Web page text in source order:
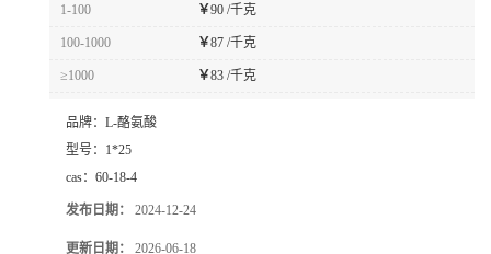
1-100 ￥90 /千克
100-1000 ￥87 /千克
≥1000 ￥83 /千克
品牌： L-酪氨酸
型号： 1*25
cas： 60-18-4
发布日期： 2024-12-24
更新日期： 2026-06-18